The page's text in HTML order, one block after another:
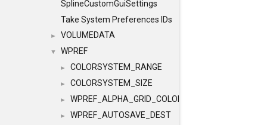
SplineCustomGuiSettings
Take System Preferences IDs
► VOLUMEDATA
▼ WPREF
► COLORSYSTEM_RANGE
► COLORSYSTEM_SIZE
► WPREF_ALPHA_GRID_COLOR
► WPREF_AUTOSAVE_DEST